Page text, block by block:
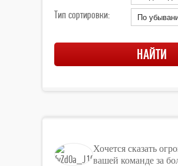
Тип сортировки:
Хочется сказать
вашей команде за